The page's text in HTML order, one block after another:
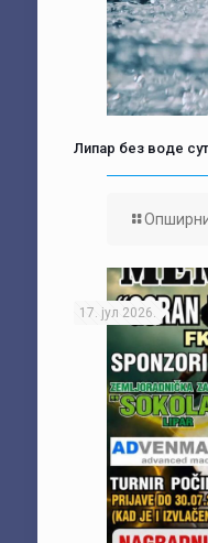
Липар без воде
17. јул 2026.